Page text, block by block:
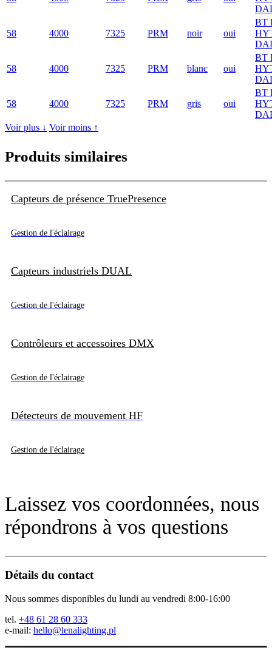
58 4000 7325 PRM noir oui
BT
58 4000 7325 PRM blanc oui
BT
58 4000 7325 PRM gris oui
BT
Voir plus ↓ Voir moins ↑
Produits similaires
Capteurs de présence TruePresence
Gestion de l'éclairage
Capteurs industriels DUAL
Gestion de l'éclairage
Contrôleurs et accessoires DMX
Gestion de l'éclairage
Détecteurs de mouvement HF
Gestion de l'éclairage
Laissez vos coordonnées, nous
répondrons à vos questions
Détails du contact
Nous sommes disponibles du lundi au vendredi 8:00-16:00
tel. +48 61 28 60 333
e-mail: hello@lenalighting.pl